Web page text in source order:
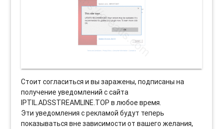
Стоит согласиться и вы заражены, подписаны на
получение уведомлений с сайта
IPTIL.ADSSTREAMLINE.TOP в любое время.
Эти уведомления с рекламой будут теперь
показываться вне зависимости от вашего желания,